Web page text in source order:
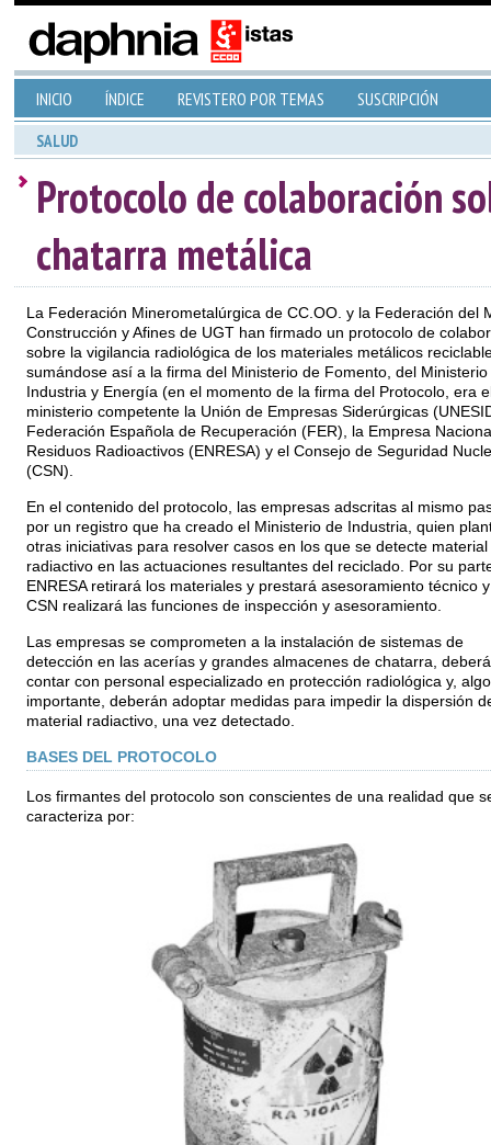
INICIO ÍNDICE REVISTERO POR TEMAS SUSCRIPCIÓN
SALUD
Protocolo de colaboración
chatarra metálica
La Federación Minerometalúrgica de CC.OO. y la Federación del
Construcción y Afines de UGT han firmado un protocolo de
sobre la vigilancia radiológica de los materiales metálicos
sumándose así a la firma del Ministerio de Fomento, del Ministerio
Industria y Energía (en el momento de la firma del Protocolo, era
ministerio competente la Unión de Empresas Siderúrgicas
Federación Española de Recuperación (FER), la Empresa
Residuos Radioactivos (ENRESA) y el Consejo de Seguridad
(CSN).
En el contenido del protocolo, las empresas adscritas al mismo
por un registro que ha creado el Ministerio de Industria, quien
otras iniciativas para resolver casos en los que se detecte material
radiactivo en las actuaciones resultantes del reciclado. Por su
ENRESA retirará los materiales y prestará asesoramiento técnico
CSN realizará las funciones de inspección y asesoramiento.
Las empresas se comprometen a la instalación de sistemas de
detección en las acerías y grandes almacenes de chatarra,
contar con personal especializado en protección radiológica y, algo
importante, deberán adoptar medidas para impedir la dispersión
material radiactivo, una vez detectado.
BASES DEL PROTOCOLO
Los firmantes del protocolo son conscientes de una realidad que
caracteriza por: